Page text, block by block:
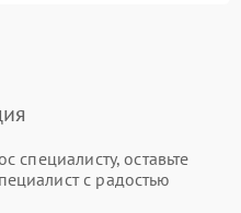
специалисту, оставьте
с радостью